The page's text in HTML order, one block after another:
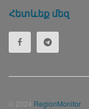
Հետևեք մեզ
© 2024 RegionMonitor